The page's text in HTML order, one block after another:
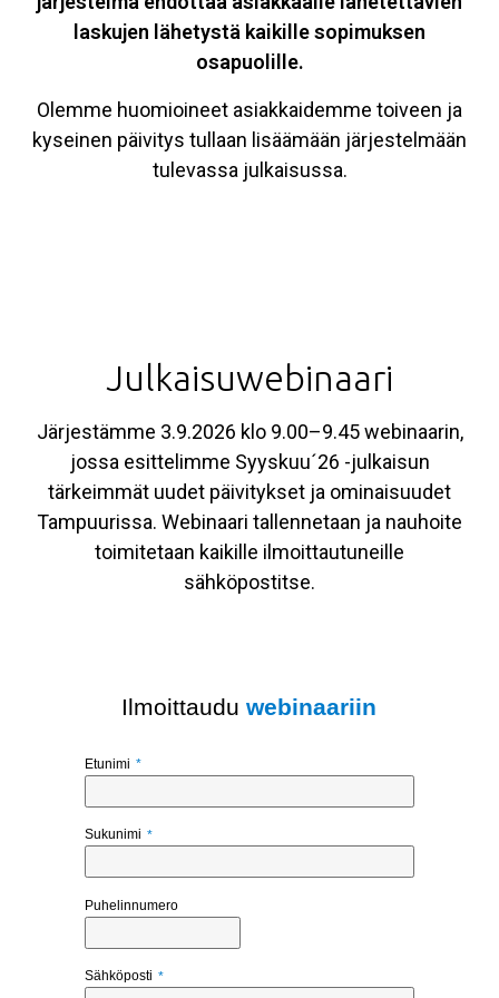
laskujen lähetystä kaikille sopimuksen
osapuolille.
Olemme huomioineet asiakkaidemme toiveen ja
kyseinen päivitys tullaan lisäämään järjestelmään
tulevassa julkaisussa.
Julkaisuwebinaari
Järjestämme 3.9.2026 klo 9.00–9.45 webinaarin,
jossa esittelimme Syyskuu´26 -julkaisun
tärkeimmät uudet päivitykset ja ominaisuudet
Tampuurissa. Webinaari tallennetaan ja nauhoite
toimitetaan kaikille ilmoittautuneille
sähköpostitse.